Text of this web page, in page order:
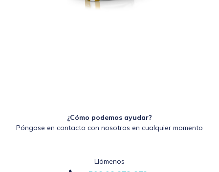
¿Cómo podemos ayudar?
Póngase en contacto con nosotros en cualquier momento
Llámenos